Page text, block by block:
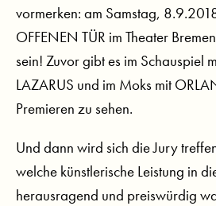
vormerken: am Samstag,
OFFENEN TÜR im Theater
sein! Zuvor gibt es im Schauspiel
LAZARUS und im Moks mit
Premieren zu sehen.
Und dann wird sich die Jury
welche künstlerische Leistung in
herausragend und preiswürdig